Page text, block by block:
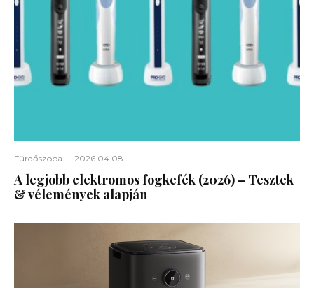
Fürdőszoba · 2026.04.08.
A legjobb elektromos fogkefék (2026) – Tesztek
& vélemények alapján